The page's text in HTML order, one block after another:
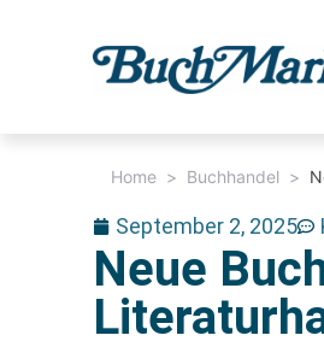
Home > Buchhandel >
September 2, 2025
Neue